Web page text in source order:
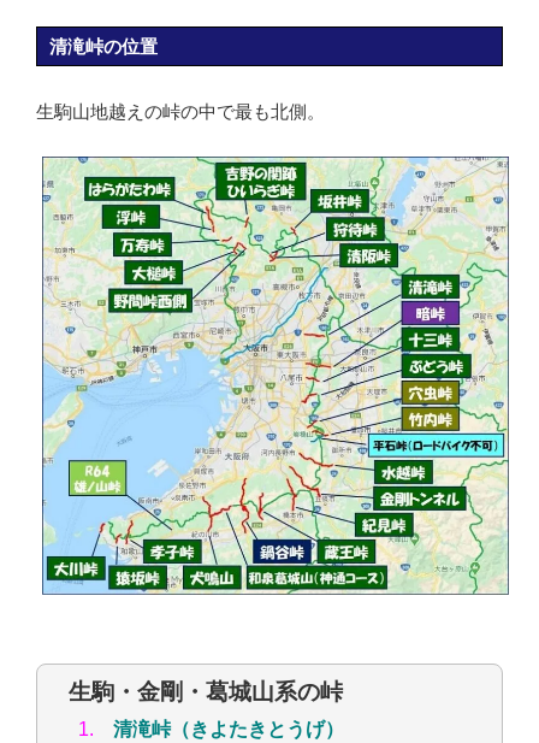
清滝峠の位置
生駒山地越えの峠の中で最も北側。
生駒・金剛・葛城山系の峠
1. 清滝峠（きよたきとうげ）